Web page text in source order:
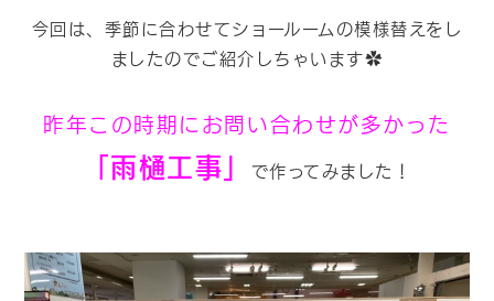
今回は、季節に合わせてショールームの模様替えをし
ましたのでご紹介しちゃいます✿
昨年この時期にお問い合わせが多かった
「雨樋工事」 で作ってみました！